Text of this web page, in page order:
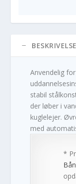
BESKRIVELSE
Anvendelig
stabil
der løber i
kuglelejer.
med
*